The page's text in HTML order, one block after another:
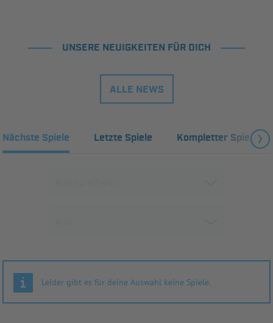
UNSERE NEUIGKEITEN FÜR DICH
ALLE NEWS
Nächste Spiele Letzte Spiele Kompletter Spielplan
Leider gibt es für deine Auswahl keine Spiele.